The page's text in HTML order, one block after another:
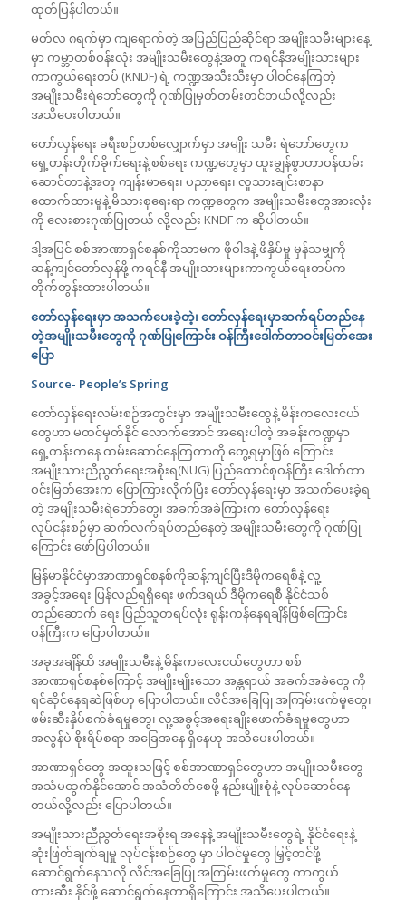
ထုတ်ပြန်ပါတယ်။
မတ်လ ၈ရက်မှာ ကျရောက်တဲ့ အပြည်ပြည်ဆိုင်ရာ အမျိုးသမီးများနေ့
မှာ ကမ္ဘာတစ်ဝန်းလုံး အမျိုးသမီးတွေနဲ့အတူ ကရင်နီအမျိုးသားများ
ကာကွယ်ရေးတပ် (KNDF) ရဲ့ ကဏ္ဍအသီးသီးမှာ ပါဝင်နေကြတဲ့
အမျိုးသမီးရဲဘော်တွေကို ဂုဏ်ပြုမှတ်တမ်းတင်တယ်လို့လည်း
အသိပေးပါတယ်။
တော်လှန်ရေး ခရီးစဉ်တစ်လျှောက်မှာ အမျိုး သမီး ရဲဘော်တွေက
ရှေ့တန်းတိုက်ခိုက်ရေးနဲ့ စစ်ရေး ကဏ္ဍတွေမှာ ထူးချွန်စွာတာဝန်ထမ်း
ဆောင်တာနဲ့အတူ ကျန်းမာရေး၊ ပညာရေး၊ လူသားချင်းစာနာ
ထောက်ထားမှုနဲ့ မိသားစုရေးရာ ကဏ္ဍတွေက အမျိုးသမီးတွေအားလုံး
ကို လေးစားဂုဏ်ပြုတယ် လို့လည်း KNDF က ဆိုပါတယ်။
ဒါ့အပြင် စစ်အာဏာရှင်စနစ်ကိုသာမက ဖိုဝါဒနဲ့ ဖိနှိပ်မှု မှန်သမျှကို
ဆန့်ကျင်တော်လှန်ဖို့ ကရင်နီ အမျိုးသားများကာကွယ်ရေးတပ်က
တိုက်တွန်းထားပါတယ်။
တော်လှန်ရေးမှာ အသက်ပေးခဲ့တဲ့၊ တော်လှန်ရေးမှာဆက်ရပ်တည်နေ
တဲ့အမျိုးသမီးတွေကို ဂုဏ်ပြုကြောင်း ဝန်ကြီးဒေါက်တာဝင်းမြတ်အေး
ပြော
Source- People’s Spring
တော်လှန်ရေးလမ်းစဉ်အတွင်းမှာ အမျိုးသမီးတွေနဲ့ မိန်းကလေးငယ်
တွေဟာ မထင်မှတ်နိုင် လောက်အောင် အရေးပါတဲ့ အခန်းကဏ္ဍမှာ
ရှေ့တန်းကနေ ထမ်းဆောင်နေကြတာကို တွေ့ရမှာဖြစ် ကြောင်း
အမျိုးသားညီညွတ်ရေးအစိုးရ(NUG) ပြည်ထောင်စုဝန်ကြီး ဒေါက်တာ
ဝင်းမြတ်အေးက ပြောကြားလိုက်ပြီး တော်လှန်ရေးမှာ အသက်ပေးခဲ့ရ
တဲ့ အမျိုးသမီးရဲဘော်တွေ၊ အခက်အခဲကြားက တော်လှန်ရေး
လုပ်ငန်းစဉ်မှာ ဆက်လက်ရပ်တည်နေတဲ့ အမျိုးသမီးတွေကို ဂုဏ်ပြု
ကြောင်း ဖော်ပြပါတယ်။
မြန်မာနိုင်ငံမှာအာဏာရှင်စနစ်ကိုဆန့်ကျင်ပြီးဒီမိုကရေစီနဲ့ လူ့
အခွင့်အရေး ပြန်လည်ရရှိရေး ဖက်ဒရယ် ဒီမိုကရေစီ နိုင်ငံသစ်
တည်ဆောက် ရေး ပြည်သူတရပ်လုံး ရုန်းကန်နေရချိန်ဖြစ်ကြောင်း
ဝန်ကြီးက ပြောပါတယ်။
အခုအချိန်ထိ အမျိုးသမီးနဲ့ မိန်းကလေးငယ်တွေဟာ စစ်
အာဏာရှင်စနစ်ကြောင့် အမျိုးမျိုးသော အန္တရာယ် အခက်အခဲတွေ ကို
ရင်ဆိုင်နေရဆဲဖြစ်ဟု ပြောပါတယ်။ လိင်အခြေပြု အကြမ်းဖက်မှုတွေ၊
ဖမ်းဆီးနှိပ်စက်ခံရမှုတွေ၊ လူ့အခွင့်အရေးချိုးဖောက်ခံရမှုတွေဟာ
အလွန်ပဲ စိုးရိမ်စရာ အခြေအနေ ရှိနေဟု အသိပေးပါတယ်။
အာဏာရှင်တွေ အထူးသဖြင့် စစ်အာဏာရှင်တွေဟာ အမျိုးသမီးတွေ
အသံမထွက်နိုင်အောင် အသံတိတ်စေဖို့ နည်းမျိုးစုံနဲ့ လုပ်ဆောင်နေ
တယ်လို့လည်း ပြောပါတယ်။
အမျိုးသားညီညွတ်ရေးအစိုးရ အနေနဲ့ အမျိုးသမီးတွေရဲ့ နိုင်ငံရေးနဲ့
ဆုံးဖြတ်ချက်ချမှု လုပ်ငန်းစဉ်တွေ မှာ ပါဝင်မှုတွေ မြှင့်တင်ဖို့
ဆောင်ရွက်နေသလို လိင်အခြေပြု အကြမ်းဖက်မှုတွေ ကာကွယ်
တားဆီး နိုင်ဖို့ ဆောင်ရွက်နေတာရှိကြောင်း အသိပေးပါတယ်။